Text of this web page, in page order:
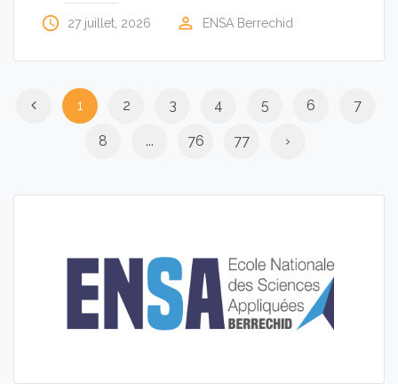
access_time 27 juillet, 2026 perm_identity ENSA Berrechid
1 2 3 4 5 6 7
8 ... 76 77 ›